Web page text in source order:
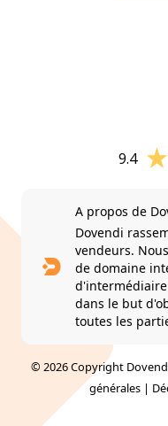
9.4
A propos de
Dovendi
vendeurs.
de domaine
dans le but
toutes les
© 2026 Copyright
générales |